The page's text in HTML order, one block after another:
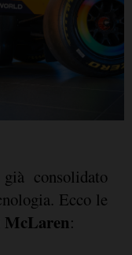
consolidato
Ecco le
McLaren: